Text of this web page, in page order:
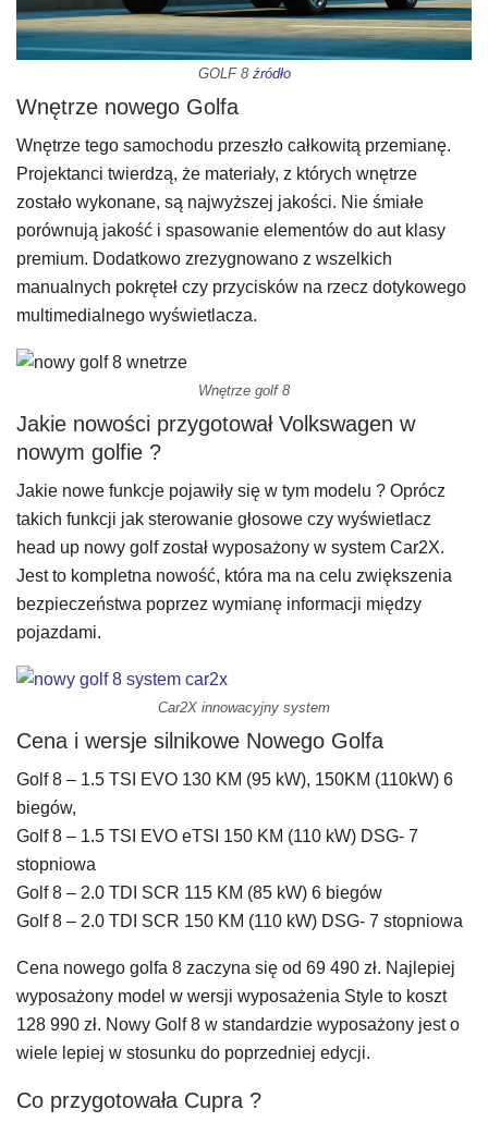
GOLF 8 źródło
Wnętrze nowego Golfa
Wnętrze tego samochodu przeszło całkowitą przemianę.
Projektanci twierdzą, że materiały, z których wnętrze
zostało wykonane, są najwyższej jakości. Nie śmiałe
porównują jakość i spasowanie elementów do aut klasy
premium. Dodatkowo zrezygnowano z wszelkich
manualnych pokręteł czy przycisków na rzecz dotykowego
multimedialnego wyświetlacza.
Wnętrze golf 8
Jakie nowości przygotował Volkswagen w
nowym golfie ?
Jakie nowe funkcje pojawiły się w tym modelu ? Oprócz
takich funkcji jak sterowanie głosowe czy wyświetlacz
head up nowy golf został wyposażony w system Car2X.
Jest to kompletna nowość, która ma na celu zwiększenia
bezpieczeństwa poprzez wymianę informacji między
pojazdami.
Car2X innowacyjny system
Cena i wersje silnikowe Nowego Golfa
Golf 8 – 1.5 TSI EVO 130 KM (95 kW), 150KM (110kW) 6
biegów,
Golf 8 – 1.5 TSI EVO eTSI 150 KM (110 kW) DSG- 7
stopniowa
Golf 8 – 2.0 TDI SCR 115 KM (85 kW) 6 biegów
Golf 8 – 2.0 TDI SCR 150 KM (110 kW) DSG- 7 stopniowa
Cena nowego golfa 8 zaczyna się od 69 490 zł. Najlepiej
wyposażony model w wersji wyposażenia Style to koszt
128 990 zł. Nowy Golf 8 w standardzie wyposażony jest o
wiele lepiej w stosunku do poprzedniej edycji.
Co przygotowała Cupra ?